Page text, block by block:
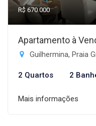
R$ 670.000
Apartamento à
Guilhermina, Praia
2 Quartos 2
Mais informações